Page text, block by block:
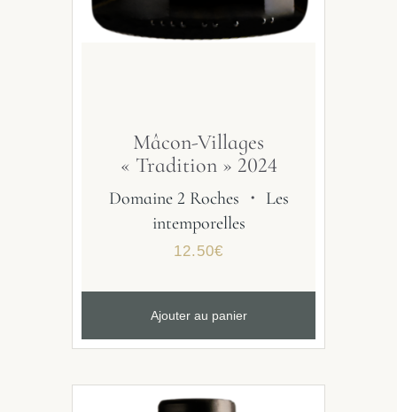
Mâcon-Villages
« Tradition » 2024
Domaine 2 Roches ・ Les
intemporelles
12.50€
Ajouter au panier